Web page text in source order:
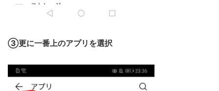
③更に一番上のアプリを選択